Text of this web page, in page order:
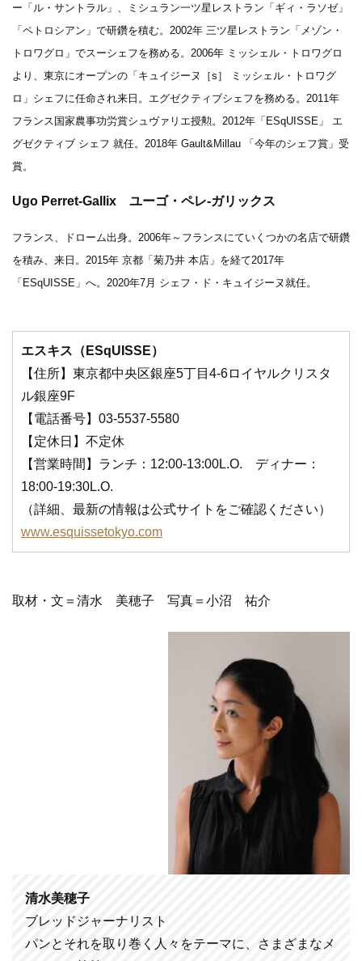
ー「ル・サントラル」、ミシュラン一ツ星レストラン「ギィ・ラソゼ」
「ペトロシアン」で研鑽を積む。2002年 三ツ星レストラン「メゾン・
トロワグロ」でスーシェフを務める。2006年 ミッシェル・トロワグロ
より、東京にオープンの「キュイジーヌ［s］ ミッシェル・トロワグ
ロ」シェフに任命され来日。エグゼクティブシェフを務める。2011年
フランス国家農事功労賞シュヴァリエ授勲。2012年「ESqUISSE」 エ
グゼクティブ シェフ 就任。2018年 Gault&Millau 「今年のシェフ賞」受
賞。
Ugo Perret-Gallix ユーゴ・ペレ-ガリックス
フランス、ドローム出身。2006年～フランスにていくつかの名店で研鑽
を積み、来日。2015年 京都「菊乃井 本店」を経て2017年
「ESqUISSE」へ。2020年7月 シェフ・ド・キュイジーヌ就任。
エスキス（ESqUISSE）
【住所】東京都中央区銀座5丁目4-6ロイヤルクリスタ
ル銀座9F
【電話番号】03-5537-5580
【定休日】不定休
【営業時間】ランチ：12:00-13:00L.O. ディナー：
18:00-19:30L.O.
（詳細、最新の情報は公式サイトをご確認ください）
www.esquissetokyo.com
取材・文＝清水 美穂子 写真＝小沼 祐介
清水美穂子
ブレッドジャーナリスト
パンとそれを取り巻く人々をテーマに、さまざまなメ